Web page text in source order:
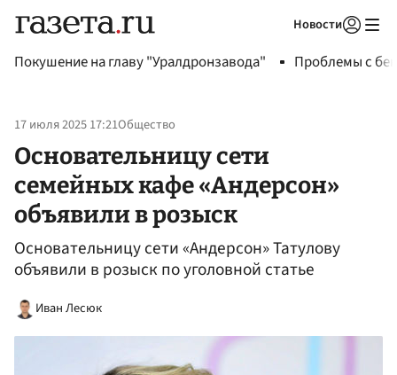
Новости
Покушение на главу "Уралдронзавода" Проблемы с
17 июля 2025 17:21Общество
Основательницу сети
семейных кафе «Андерсон»
объявили в розыск
Основательницу сети «Андерсон» Татулову
объявили в розыск по уголовной статье
Иван Лесюк